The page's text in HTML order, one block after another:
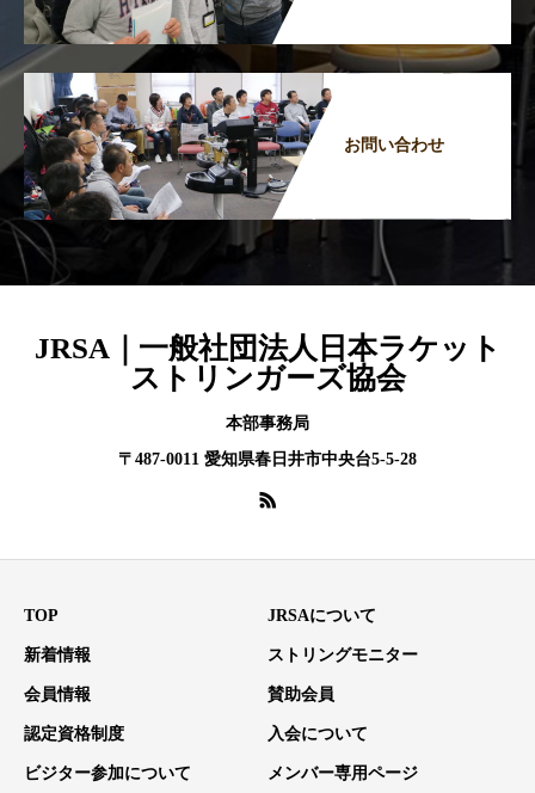
お問い合わせ
JRSA｜一般社団法人日本ラケット
ストリンガーズ協会
本部事務局
〒487-0011 愛知県春日井市中央台5-5-28
TOP JRSAについて
新着情報 ストリングモニター
会員情報 賛助会員
認定資格制度 入会について
ビジター参加について メンバー専用ページ